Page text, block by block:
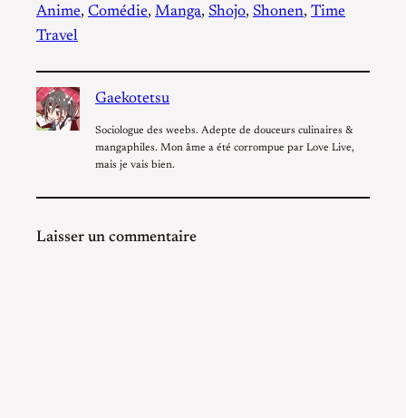
Anime, Comédie, Manga, Shojo, Shonen, Time
Travel
Gaekotetsu
Sociologue des weebs. Adepte de douceurs culinaires &
mangaphiles. Mon âme a été corrompue par Love Live,
mais je vais bien.
Laisser un commentaire